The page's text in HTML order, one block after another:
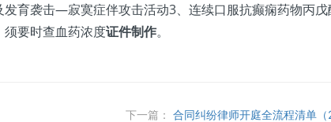
育袭击—寂寞症伴攻击活动3、连续口服抗癫痫药物丙
须要时查血药浓度证件制作。
下一篇： 合同纠纷律师开庭全流程清单